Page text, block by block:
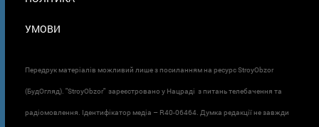
УМОВИ
Передрук матеріалів можливий лише з посиланням на ресурс StroyObzor
(БудОгляд). "StroyObzor" зареєстровано у Нацраді з питань телебачення та
радіомовлення. Ідентифікатор медіа – R40-06464. Думка редакції не завжди